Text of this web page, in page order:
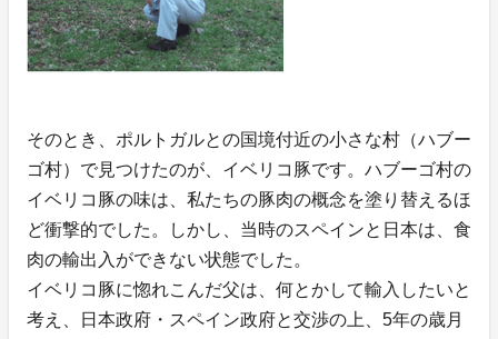
そのとき、ポルトガルとの国境付近の小さな村（ハブー
ゴ村）で見つけたのが、イベリコ豚です。ハブーゴ村の
イベリコ豚の味は、私たちの豚肉の概念を塗り替えるほ
ど衝撃的でした。しかし、当時のスペインと日本は、食
肉の輸出入ができない状態でした。
イベリコ豚に惚れこんだ父は、何とかして輸入したいと
考え、日本政府・スペイン政府と交渉の上、5年の歳月